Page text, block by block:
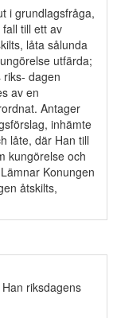
i grundlagsfråga,
till ett av
låta sålunda
utfärda;
dagen
av en
Antager
inhämte
låte, där Han till
kungörelse och
Konungen
åtskilts,
riksdagens